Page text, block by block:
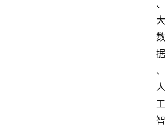
、
大
数
据
、
人
工
智